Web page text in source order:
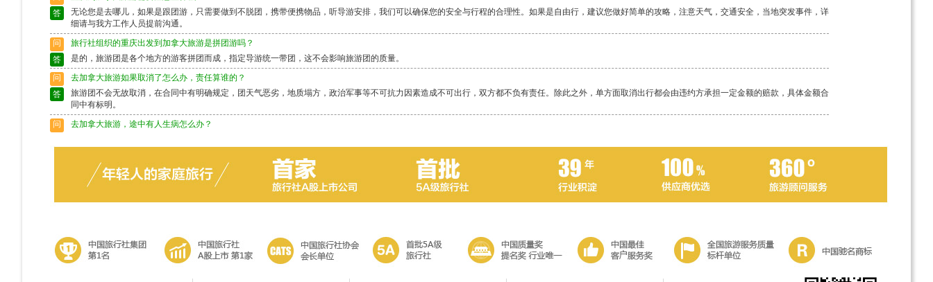
答
无论您是去哪儿，如果是跟团游，只需要做到不脱团，携带便携物品，听导游安排，我们可以确保您的安全与行程的合理性。如果是自由行，建议您做好简单的攻略，注意天气，交通安全，当地突发事件，详
细请与我方工作人员提前沟通。
问
旅行社组织的重庆出发到加拿大旅游是拼团游吗？
答
是的，旅游团是各个地方的游客拼团而成，指定导游统一带团，这不会影响旅游团的质量。
问
去加拿大旅游如果取消了怎么办，责任算谁的？
答
旅游团不会无故取消，在合同中有明确规定，团天气恶劣，地质塌方，政治军事等不可抗力因素造成不可出行，双方都不负有责任。除此之外，单方面取消出行都会由违约方承担一定金额的赔款，具体金额合
同中有标明。
问
去加拿大旅游，途中有人生病怎么办？
去加拿大旅游途中脱团了怎么办？
请保留好导游的电话，以备不时之需。如果情况特殊请及时联系当地警察局，不要随便乱走。